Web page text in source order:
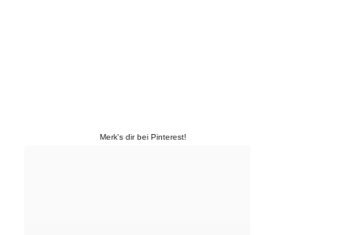
Merk's dir bei Pinterest!